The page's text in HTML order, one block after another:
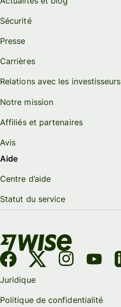
Sécurité
Presse
Carrières
Relations avec les investisseurs
Notre mission
Affiliés et partenaires
Avis
Aide
Centre d’aide
Statut du service
Juridique
Politique de confidentialité